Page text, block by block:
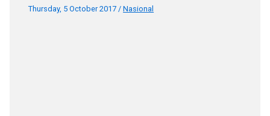
Thursday, 5 October 2017/Nasional